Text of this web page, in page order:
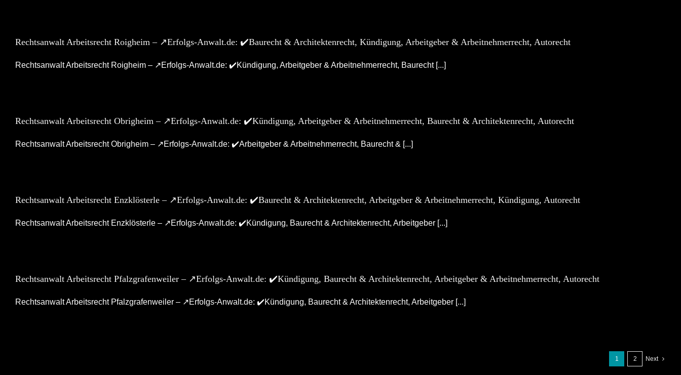
Rechtsanwalt Arbeitsrecht Roigheim – ↗️Erfolgs-Anwalt.de: ✔️Baurecht & Architektenrecht, Kündigung, Arbeitgeber & Arbeitnehmerrecht, Autorecht
Rechtsanwalt Arbeitsrecht Roigheim – ↗️Erfolgs-Anwalt.de: ✔️Kündigung, Arbeitgeber & Arbeitnehmerrecht, Baurecht [...]
Rechtsanwalt Arbeitsrecht Obrigheim – ↗️Erfolgs-Anwalt.de: ✔️Kündigung, Arbeitgeber & Arbeitnehmerrecht, Baurecht & Architektenrecht, Autorecht
Rechtsanwalt Arbeitsrecht Obrigheim – ↗️Erfolgs-Anwalt.de: ✔️Arbeitgeber & Arbeitnehmerrecht, Baurecht & [...]
Rechtsanwalt Arbeitsrecht Enzklösterle – ↗️Erfolgs-Anwalt.de: ✔️Baurecht & Architektenrecht, Arbeitgeber & Arbeitnehmerrecht, Kündigung, Autorecht
Rechtsanwalt Arbeitsrecht Enzklösterle – ↗️Erfolgs-Anwalt.de: ✔️Kündigung, Baurecht & Architektenrecht, Arbeitgeber [...]
Rechtsanwalt Arbeitsrecht Pfalzgrafenweiler – ↗️Erfolgs-Anwalt.de: ✔️Kündigung, Baurecht & Architektenrecht, Arbeitgeber & Arbeitnehmerrecht, Autorecht
Rechtsanwalt Arbeitsrecht Pfalzgrafenweiler – ↗️Erfolgs-Anwalt.de: ✔️Kündigung, Baurecht & Architektenrecht, Arbeitgeber [...]
1 2 Next